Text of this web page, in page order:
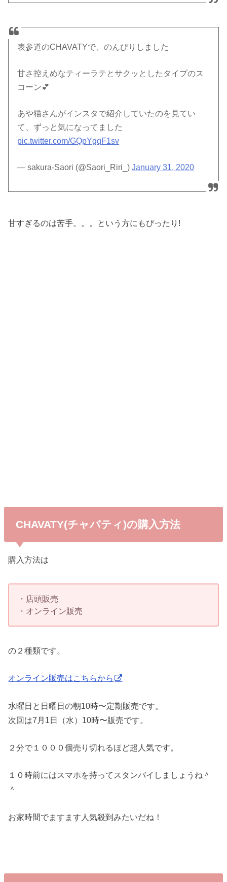
表参道のCHAVATYで、のんびりしました
甘さ控えめなティーラテとサクッとしたタイプのス
コーン💕
あや猫さんがインスタで紹介していたのを見てい
て、ずっと気になってました
pic.twitter.com/GQpYgqF1sv
— sakura-Saori (@Saori_Riri_)January 31, 2020
甘すぎるのは苦手。。。という方にもぴったり!
CHAVATY(チャバティ)の購入方法
購入方法は
・店頭販売
・オンライン販売
の２種類です。
オンライン販売はこちらから
水曜日と日曜日の朝10時〜定期販売です。
次回は7月1日（水）10時〜販売です。
２分で１０００個売り切れるほど超人気です。
１０時前にはスマホを持ってスタンバイしましょうね＾
＾
お家時間でますます人気殺到みたいだね！